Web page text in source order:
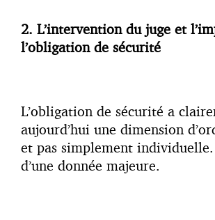
2. L’intervention du juge et
l’obligation de sécurité
L’obligation de sécurité a
aujourd’hui une dimension
et pas simplement individuelle.
d’une donnée majeure.